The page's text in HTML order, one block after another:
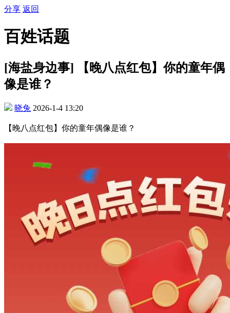
分享 返回
百姓话题
[海盐身边事] 【晚八点红包】你的童年偶
像是谁？
晓兔 2026-1-4 13:20
【晚八点红包】你的童年偶像是谁？